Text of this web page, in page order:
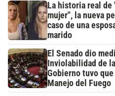
La historia real de
mujer", la nueva
caso de una
marido
El Senado dio
Inviolabilidad de
Gobierno tuvo que
Manejo del Fuego